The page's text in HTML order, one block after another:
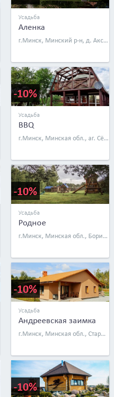
Усадьба
Аленка
г.Минск, Минский р-н, д. Аксаковщина, ул. Лесная, д. 28 (~27 км от Минска)
-10%
Усадьба
BBQ
г.Минск, Минская обл., аг. Сёмково, ул. Нарочанская, д. 15
-10%
Усадьба
Родное
г.Минск, Минская обл., Борисовский р-н, дер. Старое Янчино, ул. Борисовская, д. 59 (садовое товарищество «Родник»)
-10%
Усадьба
Андреевская заимка
г.Минск, Минская обл., Стародорожский р-н, д. Мишевичи, д. 2
-10%